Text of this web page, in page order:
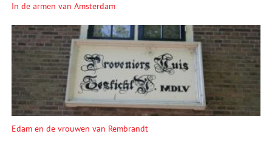
In de armen van Amsterdam
Edam en de vrouwen van Rembrandt